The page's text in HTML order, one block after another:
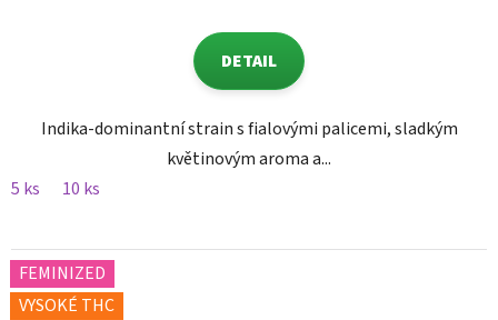
DETAIL
Indika-dominantní strain s fialovými palicemi, sladkým
květinovým aroma a...
5 ks
10 ks
FEMINIZED
VYSOKÉ THC